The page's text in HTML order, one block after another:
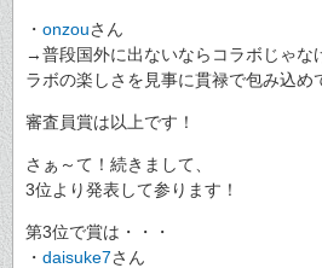
・ onzouさん
→普段国外に出ないならコラボじゃな
ラボの楽しさを見事に貫禄で包み込め
審査員賞は以上です！
さぁ～て！続きまして、
3位より発表して参ります！
第3位で賞は・・・
・ daisuke7さん